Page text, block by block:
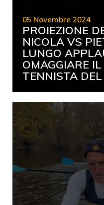
05 Novembre 2024
PROIEZIONE
NICOLA VS
LUNGO
OMAGGIARE
TENNISTA